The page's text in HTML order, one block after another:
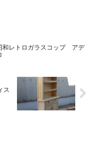
レトロガラスコップ アデ
ス